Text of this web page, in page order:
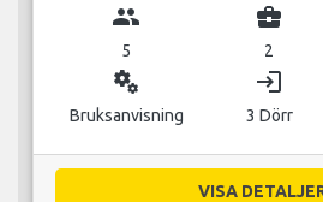
group
5
business_center
2
miscellaneous_services
Bruksanvisning
login
3 Dörr
VISA